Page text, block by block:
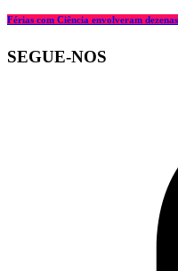
Férias com Ciência envolveram
SEGUE-NOS